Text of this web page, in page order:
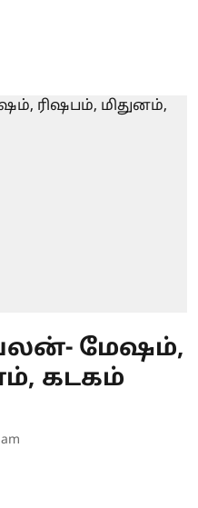
மேஷம்,
கடகம்